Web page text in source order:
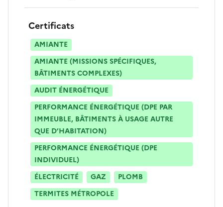
Certificats
AMIANTE
AMIANTE (MISSIONS SPÉCIFIQUES,
BÂTIMENTS COMPLEXES)
AUDIT ÉNERGÉTIQUE
PERFORMANCE ÉNERGÉTIQUE (DPE PAR
IMMEUBLE, BÂTIMENTS À USAGE AUTRE
QUE D’HABITATION)
PERFORMANCE ÉNERGÉTIQUE (DPE
INDIVIDUEL)
ÉLECTRICITÉ
GAZ
PLOMB
TERMITES MÉTROPOLE